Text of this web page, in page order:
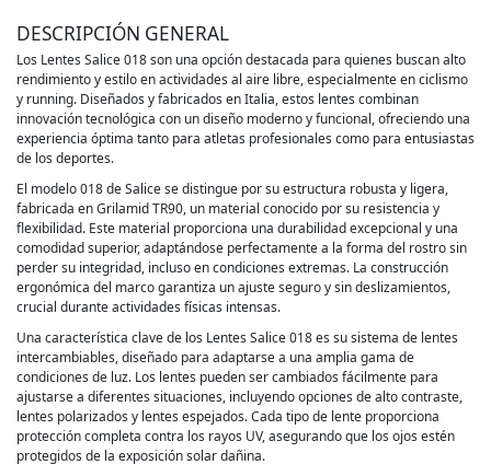
DESCRIPCIÓN GENERAL
Los Lentes Salice 018 son una opción destacada para quienes buscan alto
rendimiento y estilo en actividades al aire libre, especialmente en ciclismo
y running. Diseñados y fabricados en Italia, estos lentes combinan
innovación tecnológica con un diseño moderno y funcional, ofreciendo una
experiencia óptima tanto para atletas profesionales como para entusiastas
de los deportes.
El modelo 018 de Salice se distingue por su estructura robusta y ligera,
fabricada en Grilamid TR90, un material conocido por su resistencia y
flexibilidad. Este material proporciona una durabilidad excepcional y una
comodidad superior, adaptándose perfectamente a la forma del rostro sin
perder su integridad, incluso en condiciones extremas. La construcción
ergonómica del marco garantiza un ajuste seguro y sin deslizamientos,
crucial durante actividades físicas intensas.
Una característica clave de los Lentes Salice 018 es su sistema de lentes
intercambiables, diseñado para adaptarse a una amplia gama de
condiciones de luz. Los lentes pueden ser cambiados fácilmente para
ajustarse a diferentes situaciones, incluyendo opciones de alto contraste,
lentes polarizados y lentes espejados. Cada tipo de lente proporciona
protección completa contra los rayos UV, asegurando que los ojos estén
protegidos de la exposición solar dañina.